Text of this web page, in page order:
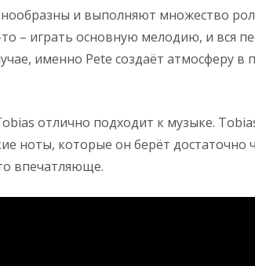
и выполняют множество
– играть основную мелодию, и вся
именно Pete создаёт атмосферу в
отлично подходит к музыке.
ноты, которые он берёт достаточно
впечатляюще.